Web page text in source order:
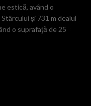
estică, având o
şi 731 m dealul
o suprafaţă de 25